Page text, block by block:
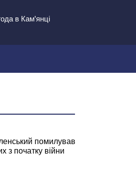
в Кам'янці
помилував
з початку війни